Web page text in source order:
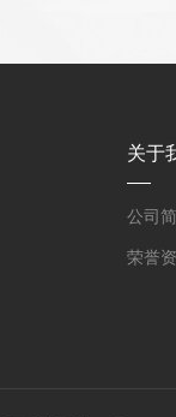
关于
公司
荣誉